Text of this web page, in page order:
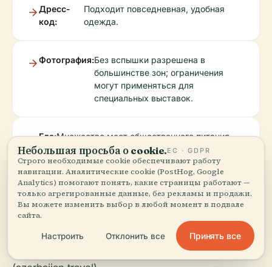
Дресс-
код:
Подходит повседневная, удобная
одежда.
Фотография:Без вспышки разрешена в
большинстве зон; ограничения
могут применяться для
специальных выставок.
Еда:Множество мест общественного питания
возле Бакинского бульвара; в Музейном
центре нет кафе.
Безопасность:
Баку безопасен, но будьте
Номер экстренной помощи: 102.
Небольшая просьба о cookie.ЕС · GDPR
Строго необходимые cookie обеспечивают работу
навигации. Аналитические cookie (PostHog, Google
Analytics) помогают понять, какие страницы работают —
только агрегированные данные, без рекламы и продажи.
Вы можете изменить выбор в любой момент в подвале
сайта.
Настроить Отклонить все Принять все